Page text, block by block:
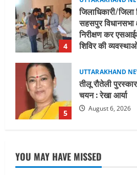
5
UTTARAKHAND
तीलू रौतेली
चयन : रेखा आर्या
August 6, 2026
1
UTTARAKHAND
15 अगस्त तक ई-
आपूर्ति पर पड़
August 8, 2026
सामान्य वर्ग के
खरीद पर मिलेगा
YOU MAY HAVE MISSED